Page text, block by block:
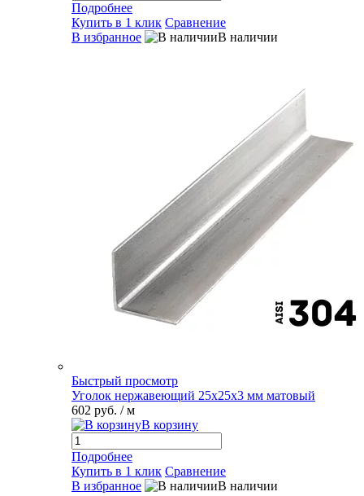
Подробнее
Купить в 1 клик Сравнение
В избранное
В наличии
Быстрый просмотр
Уголок нержавеющий 25х25х3 мм матовый
602 руб. / м
В корзину
Подробнее
Купить в 1 клик Сравнение
В избранное
В наличии